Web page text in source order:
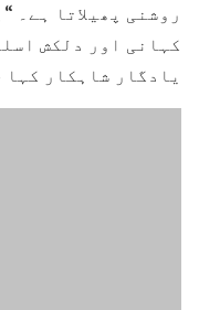
روشنی پھیلاتا ہے۔
کہانی اور دلکش
یادگار شاہکار کہا